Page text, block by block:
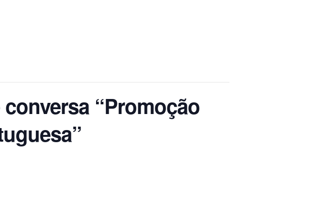
“Promoção